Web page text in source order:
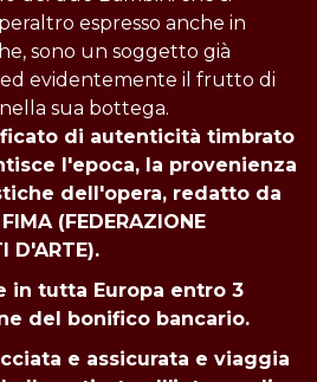
espresso anche in
sono un soggetto già
evidentemente il frutto di
sua bottega.
di autenticità timbrato
l'epoca, la provenienza
dell'opera, redatto da
(FEDERAZIONE
D'ARTE).
in tutta Europa entro 3
del bonifico bancario.
e assicurata e viaggia